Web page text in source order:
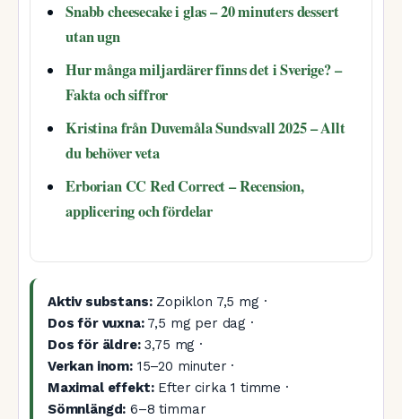
Snabb cheesecake i glas – 20 minuters dessert
utan ugn
Hur många miljardärer finns det i Sverige? –
Fakta och siffror
Kristina från Duvemåla Sundsvall 2025 – Allt
du behöver veta
Erborian CC Red Correct – Recension,
applicering och fördelar
Aktiv substans:Zopiklon 7,5 mg ·
Dos för vuxna:7,5 mg per dag ·
Dos för äldre:3,75 mg ·
Verkan inom:15–20 minuter ·
Maximal effekt:Efter cirka 1 timme ·
Sömnlängd: 6–8 timmar